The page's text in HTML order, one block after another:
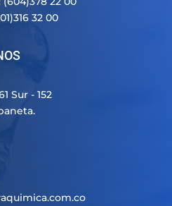
32 00
Sur - 152